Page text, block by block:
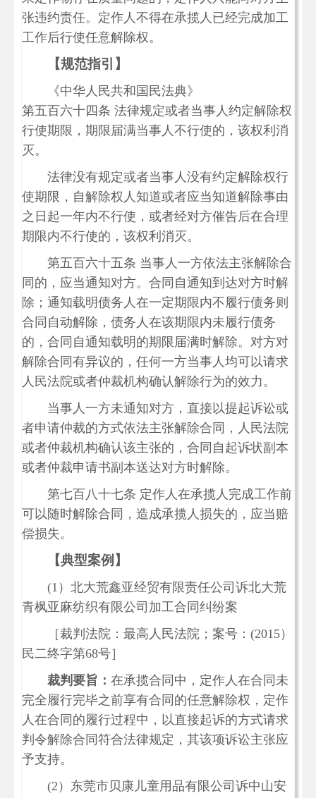
张违约责任。定作人不得在承揽人已经完成加工
工作后行使任意解除权。
【规范指引】
《中华人民共和国民法典》
第五百六十四条 法律规定或者当事人约定解除权
行使期限，期限届满当事人不行使的，该权利消
灭。
法律没有规定或者当事人没有约定解除权行
使期限，自解除权人知道或者应当知道解除事由
之日起一年内不行使，或者经对方催告后在合理
期限内不行使的，该权利消灭。
第五百六十五条 当事人一方依法主张解除合
同的，应当通知对方。合同自通知到达对方时解
除；通知载明债务人在一定期限内不履行债务则
合同自动解除，债务人在该期限内未履行债务
的，合同自通知载明的期限届满时解除。对方对
解除合同有异议的，任何一方当事人均可以请求
人民法院或者仲裁机构确认解除行为的效力。
当事人一方未通知对方，直接以提起诉讼或
者申请仲裁的方式依法主张解除合同，人民法院
或者仲裁机构确认该主张的，合同自起诉状副本
或者仲裁申请书副本送达对方时解除。
第七百八十七条 定作人在承揽人完成工作前
可以随时解除合同，造成承揽人损失的，应当赔
偿损失。
【典型案例】
(1）北大荒鑫亚经贸有限责任公司诉北大荒
青枫亚麻纺织有限公司加工合同纠纷案
［裁判法院：最高人民法院；案号：(2015）
民二终字第68号］
裁判要旨： 在承揽合同中，定作人在合同未
完全履行完毕之前享有合同的任意解除权，定作
人在合同的履行过程中，以直接起诉的方式请求
判令解除合同符合法律规定，其该项诉讼主张应
予支持。
(2）东莞市贝康儿童用品有限公司诉中山安